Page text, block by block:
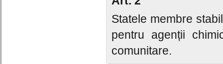
Statele membre
pentru agenții
comunitare.